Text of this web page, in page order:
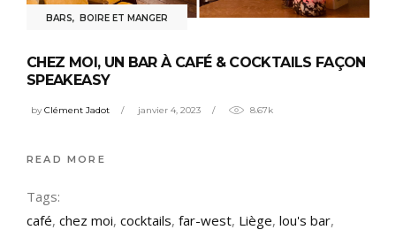
BARS, BOIRE ET MANGER
CHEZ MOI, UN BAR À CAFÉ & COCKTAILS FAÇON
SPEAKEASY
byClément Jadot janvier 4, 2023 8.67k
READ MORE
Tags:
café, chez moi, cocktails, far-west, Liège, lou's bar,